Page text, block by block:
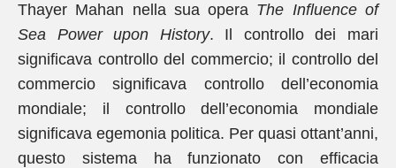
Thayer Mahan nella sua opera The Influence of
Sea Power upon History. Il controllo dei mari
significava controllo del commercio; il controllo del
commercio significava controllo dell’economia
mondiale; il controllo dell’economia mondiale
significava egemonia politica. Per quasi ottant’anni,
questo sistema ha funzionato con efficacia